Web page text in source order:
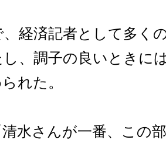
経済記者として多く
、調子の良いときに
れた。
水さんが一番、この